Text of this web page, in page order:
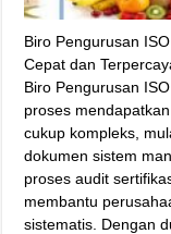
Biro Pengurusan
Cepat dan
Biro Pengurusan
proses
cukup kompleks,
dokumen sistem
proses audit
membantu
sistematis. Dengan